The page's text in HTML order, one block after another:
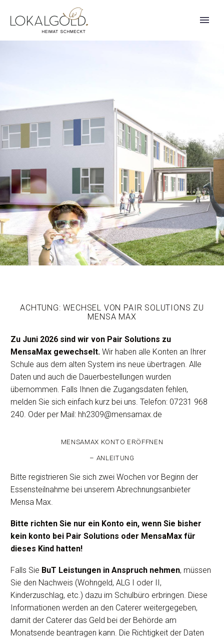
ACHTUNG: WECHSEL VON PAIR SOLUTIONS ZU
MENSA MAX
Zu Juni 2026 sind wir von Pair Solutions zu
MensaMax gewechselt. Wir haben alle Konten an Ihrer
Schule aus dem alten System ins neue übertragen. Alle
Daten und auch die Dauerbestellungen wurden
übernommen. Falls Ihnen die Zugangsdaten fehlen,
melden Sie sich einfach kurz bei uns. Telefon: 07231 968
240. Oder per Mail: hh2309@mensamax.de
MENSAMAX KONTO ERÖFFNEN
– ANLEITUNG
Bitte registrieren Sie sich zwei Wochen vor Beginn der
Essensteilnahme bei unserem Abrechnungsanbieter
Mensa Max.
Bitte richten Sie nur ein Konto ein, wenn Sie bisher
kein konto bei Pair Solutions oder MensaMax für
dieses Kind hatten!
Falls Sie BuT Leistungen in Anspruch nehmen, müssen
Sie den Nachweis (Wohngeld, ALG I oder II,
Kinderzuschlag, etc.) dazu im Schulbüro erbringen. Diese
Informationen werden an den Caterer weitergegeben,
damit der Caterer das Geld bei der Behörde am
Monatsende beantragen kann. Die Richtigkeit der Daten